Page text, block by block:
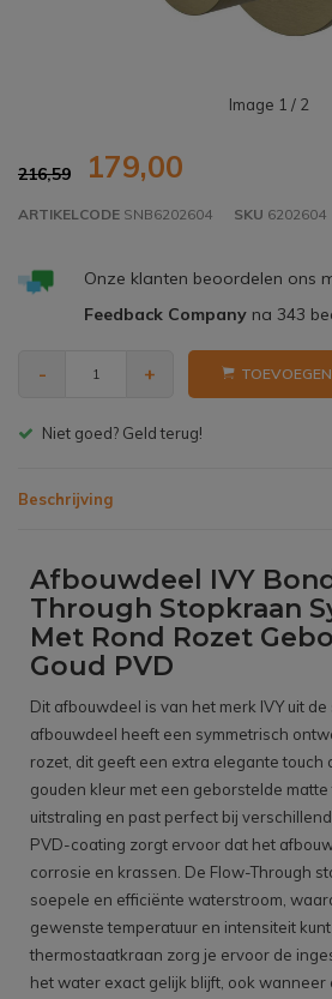
Image 1 / 2
216,59 179,00
ARTIKELCODE SNB6202604 SKU 6202604
Onze klanten beoordelen ons
Feedback Companyna 343
- +
Gratis bezorgen v.a. € 150,- (NL)
Beschrijving
Afbouwdeel IVY
Through Stopkraan
Met Rond Rozet
Goud PVD
Dit afbouwdeel is van het merk IVY uit
afbouwdeel heeft een symmetrisch
rozet, dit geeft een extra elegante touch
gouden kleur met een geborstelde
uitstraling en past perfect bij
PVD-coating zorgt ervoor dat het
corrosie en krassen. De Flow-Through
soepele en efficiënte waterstroom,
gewenste temperatuur en intensiteit
thermostaatkraan zorg je ervoor de
het water exact gelijk blijft, ook wanneer